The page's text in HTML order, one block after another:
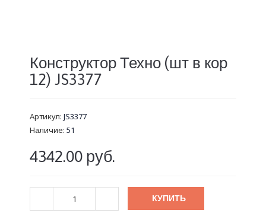
Конструктор Техно (шт в кор
12) JS3377
Артикул: JS3377
Наличие: 51
4342.00 руб.
КУПИТЬ